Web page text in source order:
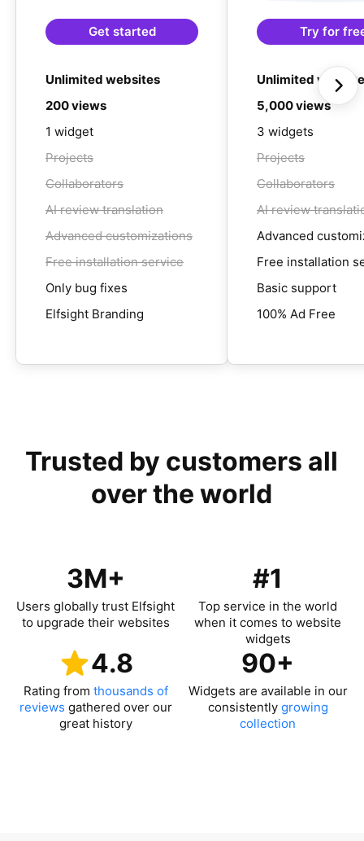
Get started
Unlimited websites
200 views
1 widget
Projects
Collaborators
AI review translation
Advanced customizations
Free installation service
Only bug fixes
Elfsight Branding
Try for
Unlimited
5,000 views
3 widgets
Projects
Collaborators
AI review
Advanced
Free installation
Basic support
100% Ad Free
Trusted by customers all
over the world
3M+
Users globally trust Elfsight
to upgrade their websites
#1
Top service in the world
when it comes to website
widgets
4.8
Rating from thousands of
reviews gathered over our
great history
90+
Widgets are available in our
consistently growing
collection